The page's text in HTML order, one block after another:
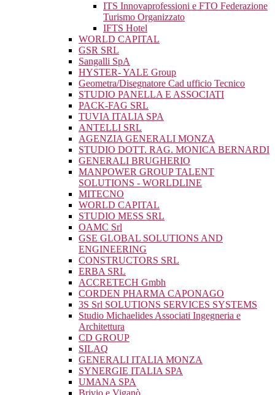
ITS Innovaprofessioni e FTO Federazione
Turismo Organizzato
IFTS Hotel
WORLD CAPITAL
GSR SRL
Sangalli SpA
HYSTER- YALE Group
Geometra/Disegnatore Cad ufficio Tecnico
STUDIO PANELLA E ASSOCIATI
PACK-FAG SRL
TUVIA ITALIA SPA
ANTELLI SRL
AGENZIA GENERALI MONZA
STUDIO DOTT. RAG. MONICA BERNARDI
GENERALI BRUGHERIO
MANPOWER GROUP TALENT
SOLUTIONS - WORLDLINE
MITECNO
WORLD CAPITAL
STUDIO MESS SRL
OAMC Srl
GSE GLOBAL SOLUTIONS AND
ENGINEERING
CONSTRUCTORS SRL
ERBA SRL
ACCRETECH Gmbh
CORDEN PHARMA CAPONAGO
3S Srl SOLUTIONS SERVICES SYSTEMS
Studio Michaelides Associati Ingegneria e
Architettura
CD GROUP
SILAQ
GENERALI ITALIA MONZA
SYNERGIE ITALIA SPA
UMANA SPA